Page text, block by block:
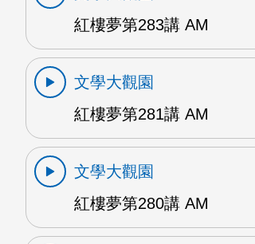
紅樓夢第283講 AM
文學大觀園
紅樓夢第281講 AM
文學大觀園
紅樓夢第280講 AM